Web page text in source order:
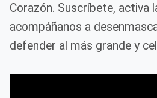
Corazón. Suscríbete, activa
acompáñanos a
defender al más grande y